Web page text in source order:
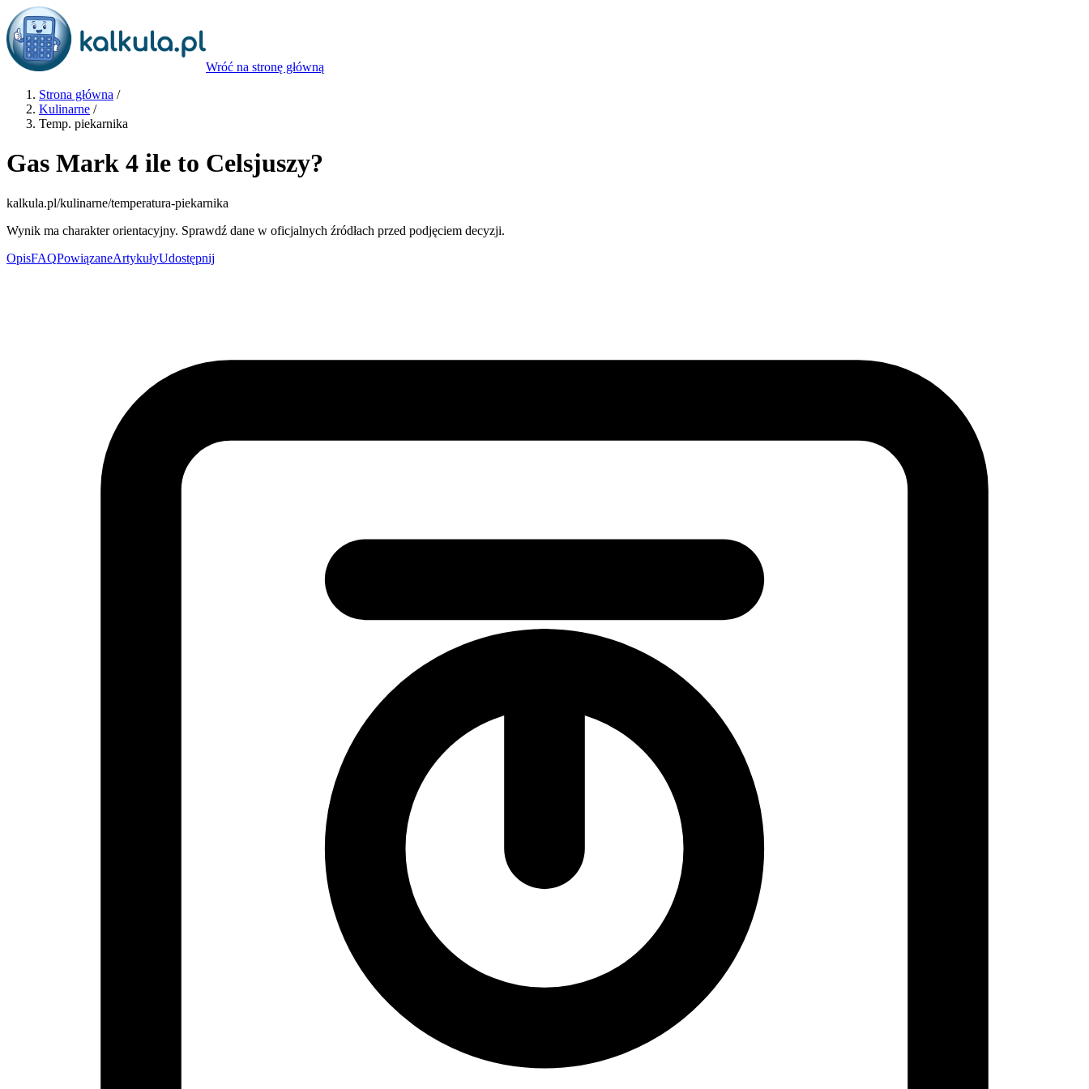
Wróć na stronę główną
Strona główna /
Kulinarne /
Temp. piekarnika
Gas Mark 4 ile to Celsjuszy?
kalkula.pl/kulinarne/temperatura-piekarnika
Wynik ma charakter orientacyjny. Sprawdź dane w oficjalnych źródłach przed podjęciem decyzji.
OpisFAQPowiązaneArtykułyUdostępnij